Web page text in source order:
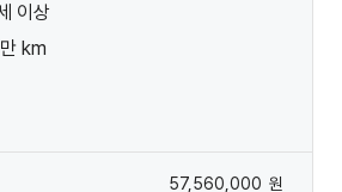
이상
km
57,560,000 원